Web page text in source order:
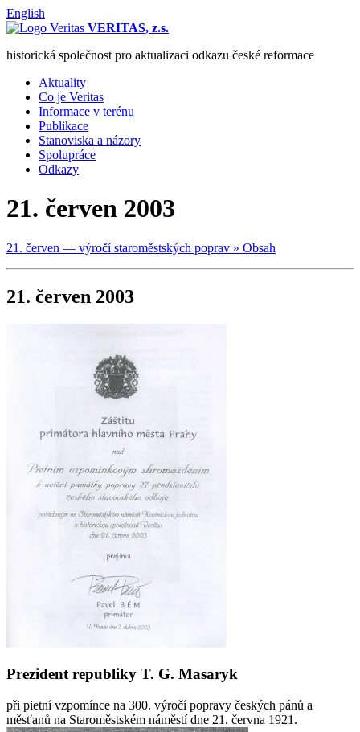
English
VERITAS, z.s.
historická společnost pro aktualizaci odkazu české reformace
Aktuality
Co je Veritas
Informace v terénu
Publikace
Stanoviska a názory
Spolupráce
Odkazy
21. červen 2003
21. červen — výročí staroměstských poprav » Obsah
21. červen 2003
Prezident republiky T. G. Masaryk
při pietní vzpomínce na 300. výročí popravy českých pánů a
měsťanů na Staroměstském náměstí dne 21. června 1921.